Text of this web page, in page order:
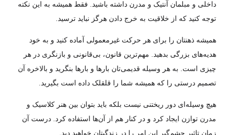
داخلی و مبلمان آنتیک و مدرن داشته باشید. فقط همیشه به این نکته
توجه کنید که از خلاقیت به خرج دادن هرگز نباید ترسید.
همیشه ذهنتان را برای هر حرکت غیر‌معمولی آماده کنید و به خود
هدیه‌های بزرگی بدهید. مهم‌ترین قانون، بی‌قانونی و بازنگری در هر
چیزی است. به هر وسیله قدیمی‌تان بارها و بارها بنگرید و بالاخره آن
تصمیم درستی را که همیشه شما را قلقلک داده است بگیرید.
هیچ وسیله‌ای دور ریختنی نیست بلکه باید بتوان بین هنر کلاسیک و
مدرن توازن ایجاد کرد و در کنار هم از آن‌ها استفاده کرد. درست آن
زمان تاثیر چشم‌گیر این امر را در زندگیتان خواهید دید.